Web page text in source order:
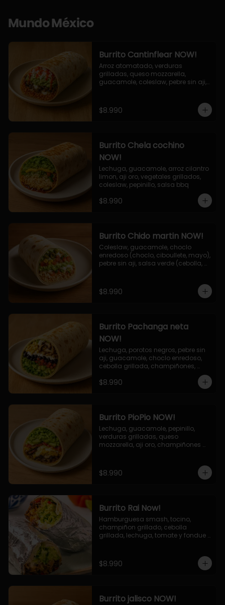
Mundo México
Burrito Cantinflear NOW!
Arroz atomatado, verduras
grilladas, queso mozzarella,
guacamole, coleslaw, pebre sin aji,
$8.990
Burrito Chela cochino
NOW!
Lechuga, guacamole, arroz cilantro
limon, aji oro, vegetales grillados,
coleslaw, pepinillo, salsa bbq
$8.990
Burrito Chido martin NOW!
Coleslaw, guacamole, choclo
enredoso (choclo, ciboullete, mayo),
pebre sin aji, salsa verde (cebolla,
$8.990
Burrito Pachanga neta
NOW!
Lechuga, porotos negros, pebre sin
aji, guacamole, choclo enredoso,
cebolla grillada, champiñones,
$8.990
Burrito PioPio NOW!
Lechuga, guacamole, pepinillo,
verduras grilladas, queso
mozzarella, aji oro, champiñones
$8.990
Burrito Rai Now!
Hamburguesa smash, tocino,
champiñon grillado, cebolla
grillada, lechuga, tomate y fondue
$8.990
Burrito jalisco NOW!